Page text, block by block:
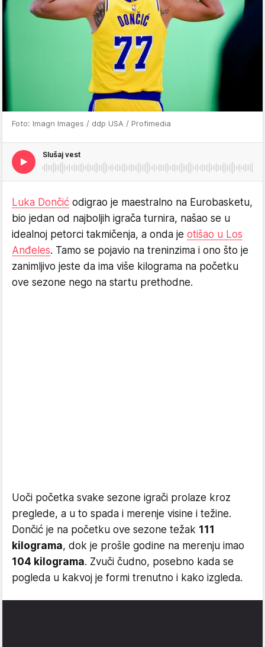
Foto: Imagn Images / ddp USA / Profimedia
Slušaj vest
Luka Dončić odigrao je maestralno na Eurobasketu,
bio jedan od najboljih igrača turnira, našao se u
idealnoj petorci takmičenja, a onda je otišao u Los
Anđeles. Tamo se pojavio na treninzima i ono što je
zanimljivo jeste da ima više kilograma na početku
ove sezone nego na startu prethodne.
Uoči početka svake sezone igrači prolaze kroz
preglede, a u to spada i merenje visine i težine.
Dončić je na početku ove sezone težak 111
kilograma, dok je prošle godine na merenju imao
104 kilograma. Zvuči čudno, posebno kada se
pogleda u kakvoj je formi trenutno i kako izgleda.